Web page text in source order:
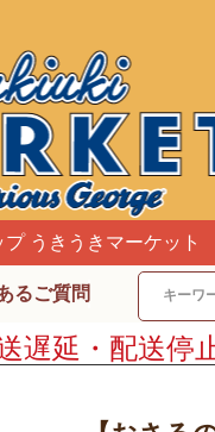
うきうきマーケット
るご質問
遅延・配送停